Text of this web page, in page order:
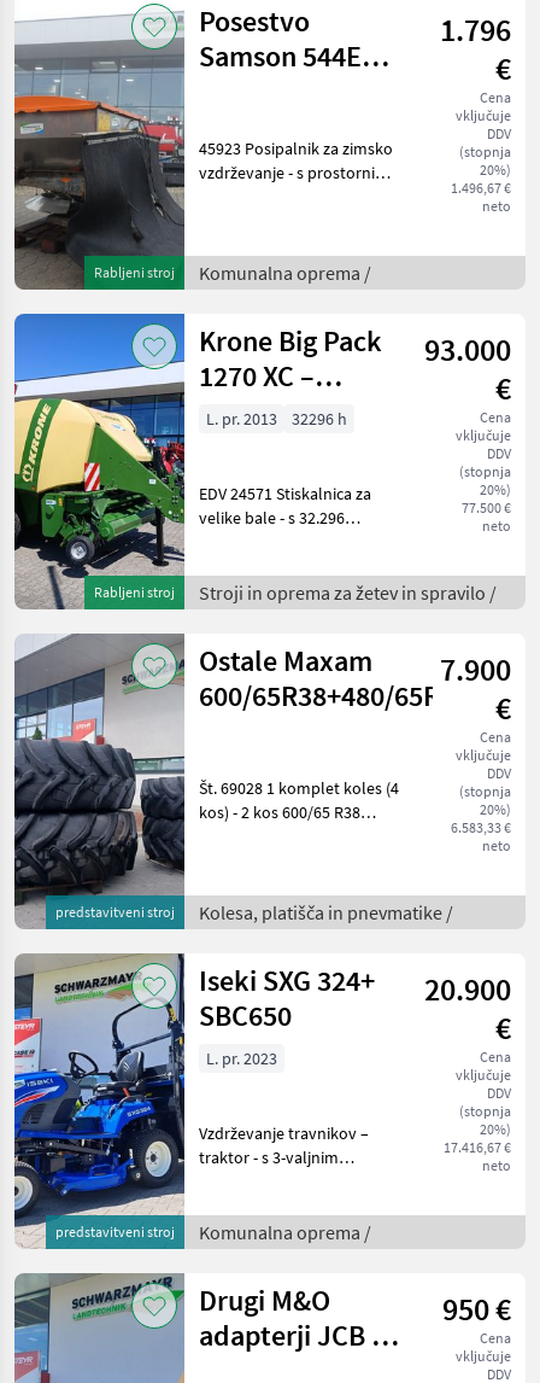
Rabljeni stroj
Posestvo
Samson 544E
1.796
€
Cena
vključuje
DDV
(stopnja
20%)
1.496,67 €
neto
45923 Posipalnik za zimsko
vzdrževanje - s prostornino
hidravličnim odpiranjem
lopute - z osve
Komunalna oprema /
Rabljeni stroj
Krone Big Pack
1270 XC –
visokohitrostni
93.000
€
Cena
vključuje
DDV
(stopnja
20%)
77.500 €
neto
L. pr. 2013 32296 h
EDV 24571 Stiskalnica za
velike bale - s 32.296
in dolžino bal od 1, 0 m do
2, 70 m - z rezalnim
Stroji in oprema za žetev in spravilo /
predstavitveni stroj
Ostale Maxam
600/65R38+480/65R28
7.900
€
Cena
vključuje
DDV
(stopnja
20%)
6.583,33 €
neto
Št. 69028 1 komplet koles (4
kos) - 2 kos 600/65 R38
Steyr Expert / Multi Priklj
Kolesa, platišča in pnevmatike /
predstavitveni stroj
Iseki SXG 324+
SBC650
20.900
€
Cena
vključuje
DDV
(stopnja
20%)
17.416,67 €
neto
L. pr. 2023
Vzdrževanje travnikov –
traktor - s 3-valjnim
rezervoarjem prostornine
21 l - s popolnoma
Komunalna oprema /
Drugi M&O
adapterji JCB Q
950 €
Cena
vključuje
DDV